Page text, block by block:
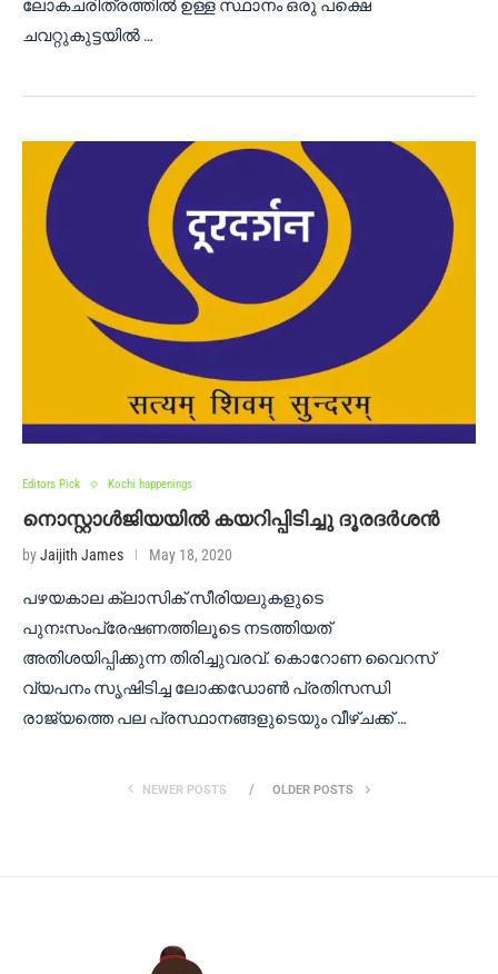
ലോകചരിത്രത്തിൽ ഉള്ള സ്ഥാനം ഒരു പക്ഷെ
ചവറ്റുകുട്ടയിൽ …
Editors Pick Kochi happenings
നൊസ്റ്റാൾജിയയിൽ കയറിപ്പിടിച്ചു ദൂരദർശൻ
byJaijith James May 18, 2020
പഴയകാല ക്ലാസിക് സീരിയലുകളുടെ
പുനഃസംപ്രേഷണത്തിലൂടെ നടത്തിയത്
അതിശയിപ്പിക്കുന്ന തിരിച്ചുവരവ്. കൊറോണ വൈറസ്
വ്യപനം സൃഷിടിച്ച ലോക്കഡോൺ പ്രതിസന്ധി
രാജ്യത്തെ പല പ്രസ്ഥാനങ്ങളുടെയും വീഴ്ചക്ക് …
NEWER POSTS OLDER POSTS